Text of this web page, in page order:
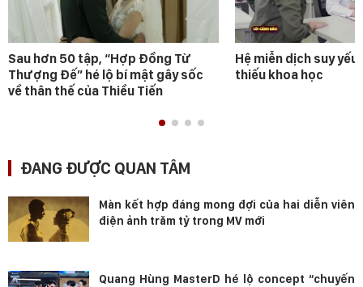
Sau hơn 50 tập, “Hợp Đồng Từ
Thượng Đế” hé lộ bí mật gây sốc
về thân thế của Thiều Tiến
Hệ miễn dịch suy
thiếu khoa học
ĐANG ĐƯỢC QUAN TÂM
Màn kết hợp đáng mong đợi của hai diễn viên
điện ảnh trăm tỷ trong MV mới
Quang Hùng MasterD hé lộ concept “chuyến